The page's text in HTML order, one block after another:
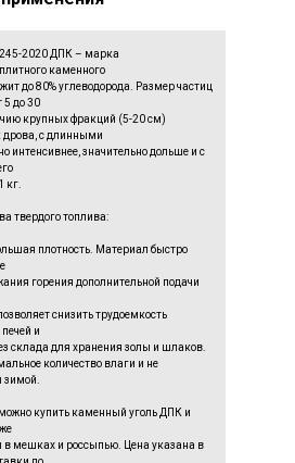
2020 ДПК – марка
каменного
до 80% углеводорода. Размер частиц
5 до 30
крупных фракций (5-20 см)
дрова, с длинными
интенсивнее, значительно дольше и с
кг.
твердого топлива:
плотность. Материал быстро
горения дополнительной подачи
снизить трудоемкость
и
склада для хранения золы и шлаков.
количество влаги и не
зимой.
купить каменный уголь ДПК и
мешках и россыпью. Цена указана в